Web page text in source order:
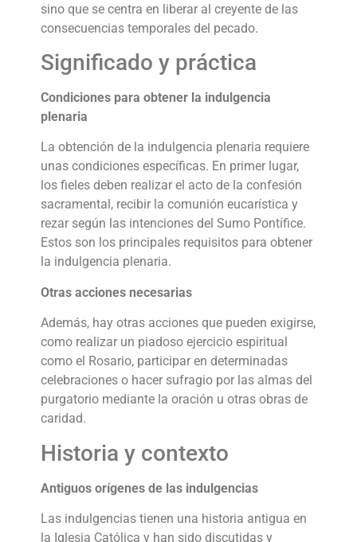
sino que se centra en liberar al creyente de las
consecuencias temporales del pecado.
Significado y práctica
Condiciones para obtener la indulgencia
plenaria
La obtención de la indulgencia plenaria requiere
unas condiciones específicas. En primer lugar,
los fieles deben realizar el acto de la confesión
sacramental, recibir la comunión eucarística y
rezar según las intenciones del Sumo Pontífice.
Estos son los principales requisitos para obtener
la indulgencia plenaria.
Otras acciones necesarias
Además, hay otras acciones que pueden exigirse,
como realizar un piadoso ejercicio espiritual
como el Rosario, participar en determinadas
celebraciones o hacer sufragio por las almas del
purgatorio mediante la oración u otras obras de
caridad.
Historia y contexto
Antiguos orígenes de las indulgencias
Las indulgencias tienen una historia antigua en
la Iglesia Católica y han sido discutidas y